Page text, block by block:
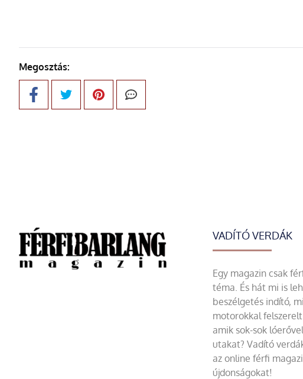
Megosztás:
VADÍTÓ VERDÁK
Egy magazin csak
téma. És hát mi is
beszélgetés indító,
motorokkal
amik sok-sok
utakat? Vadító
az online férfi
újdonságokat!